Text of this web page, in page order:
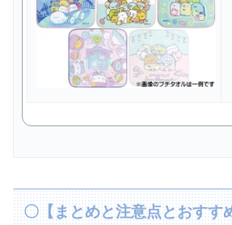
〇【まとめと注意点とおすす